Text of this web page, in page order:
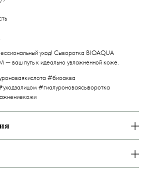
уход! Сыворотка BIOAQUA
— ваш путь к идеально увлажненной коже.
#биоаква
#гиалуроноваясыворотка